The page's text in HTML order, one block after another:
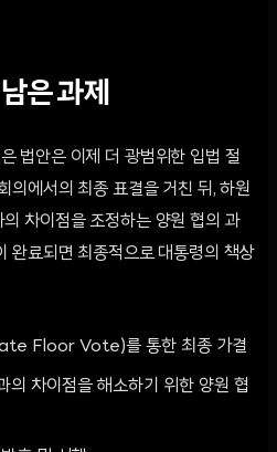
은 과제
법안은 이제 더 광범위한 입법 절
의에서의 최종 표결을 거친 뒤, 하원
차이점을 조정하는 양원 협의 과
완료되면 최종적으로 대통령의 책상
Floor Vote)를 통한 최종 가결
차이점을 해소하기 위한 양원 협